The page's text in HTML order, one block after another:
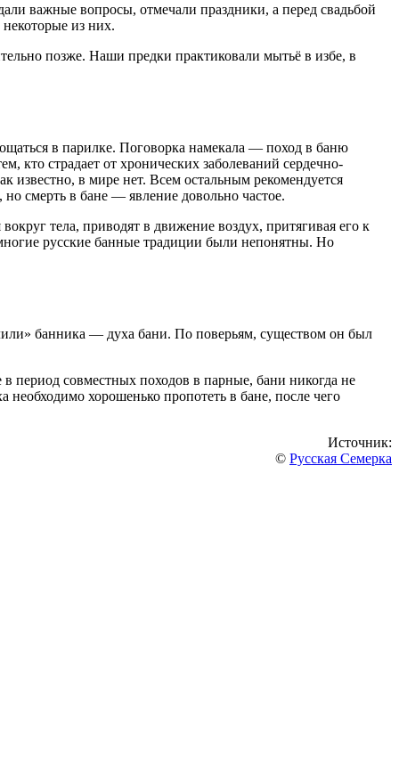
важные вопросы, отмечали праздники, а перед свадьбой
из них.
позже. Наши предки практиковали мытьё в избе, в
в парилке. Поговорка намекала — поход в баню
кто страдает от хронических заболеваний сердечно-
в мире нет. Всем остальным рекомендуется
смерть в бане — явление довольно частое.
тела, приводят в движение воздух, притягивая его к
русские банные традиции были непонятны. Но
банника — духа бани. По поверьям, существом он был
совместных походов в парные, бани никогда не
необходимо хорошенько пропотеть в бане, после чего
Источник:
© Русская Семерка